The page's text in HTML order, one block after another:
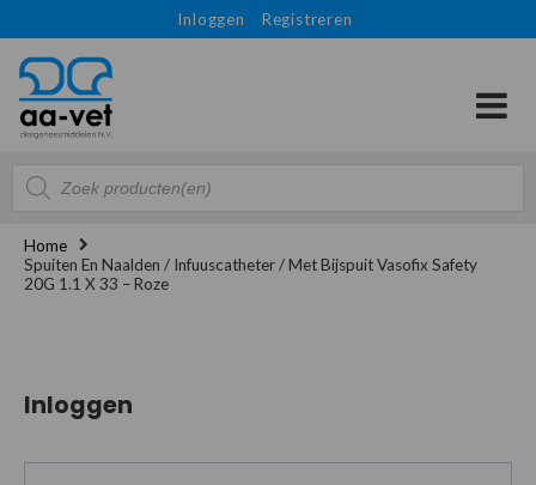
Inloggen Registreren
Producten
zoeken
Home
Spuiten En Naalden / Infuuscatheter / Met Bijspuit Vasofix Safety
20G 1.1 X 33 – Roze
Inloggen